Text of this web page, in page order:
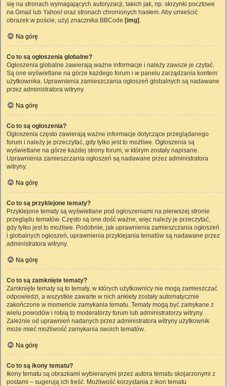
się na stronach wymagających autoryzacji, takich jak, np. skrzynki pocztowe
na Gmail lub Yahoo! oraz stronach chronionych hasłem. Aby umieścić
obrazek w poście, użyj znacznika BBCode [img] .
Na górę
Co to są ogłoszenia globalne?
Ogłoszenia globalne zawierają ważne informacje i należy zawsze je czytać.
Są one wyświetlane na górze każdego forum i w panelu zarządzania kontem
użytkownika. Uprawnienia zamieszczania ogłoszeń globalnych są nadawane
przez administratora witryny.
Na górę
Co to są ogłoszenia?
Ogłoszenia często zawierają ważne informacje dotyczące przeglądanego
forum i należy je przeczytać, gdy tylko jest to możliwe. Ogłoszenia są
wyświetlane na górze każdej strony forum, w którym zostały napisane.
Uprawnienia zamieszczania ogłoszeń są nadawane przez administratora
witryny.
Na górę
Co to są przyklejone tematy?
Przyklejone tematy są wyświetlane pod ogłoszeniami na pierwszej stronie
przeglądu tematów. Często są one dość ważne, więc należy je przeczytać,
gdy tylko jest to możliwe. Podobnie, jak uprawnienia zamieszczania ogłoszeń
i globalnych ogłoszeń, uprawnienia przyklejania tematów są nadawane przez
administratora witryny.
Na górę
Co to są zamknięte tematy?
Zamknięte tematy są to tematy, w których użytkownicy nie mogą zamieszczać
odpowiedzi, a wszystkie zawarte w nich ankiety zostały automatycznie
zakończone w momencie zamykania tematu. Tematy mogą być zamykane z
wielu powodów i robią to moderatorzy forum lub administratorzy witryny.
Zależnie od uprawnień nadanych przez administratora witryny użytkownik
może mieć możliwość zamykania swoich tematów.
Na górę
Co to są ikony tematu?
Ikony tematu są obrazkami wybieranymi przez autora tematu skojarzonymi z
postami – sugerują ich treść. Możliwość korzystania z ikon tematu